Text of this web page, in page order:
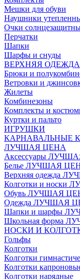
Мешки для обуви
Наушники
Очки
Перчатки
Шапки
Шарфы и снуды
ВЕРХНЯЯ ОДЕЖДА
Брюки и
Ветровки и
Жилеты
Комбинезоны
Комплекты и
Куртки и пальто
ИГРУШКИ
КАРНАВАЛЬНЫЕ
ЛУЧШАЯ ЦЕНА
Аксессуары
Белье ЛУЧШАЯ
Верхняя одежда
Колготки и носки
Обувь ЛУЧШАЯ
Одежда ЛУЧШАЯ
Шапки и шарфы
Школьная форма
НОСКИ И
Гольфы
Колготки
Колготки
Колготки
Колготки нарядные